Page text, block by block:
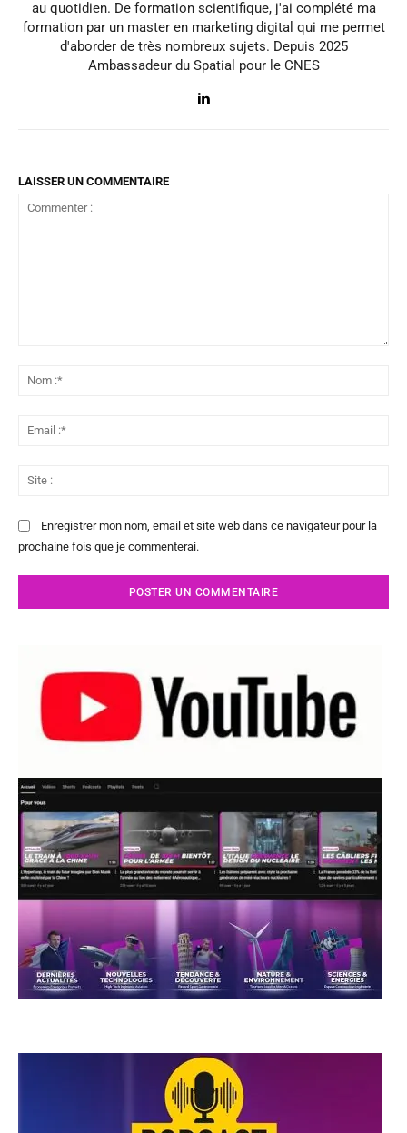
au quotidien. De formation scientifique, j'ai complété ma
formation par un master en marketing digital qui me permet
d'aborder de très nombreux sujets. Depuis 2025
Ambassadeur du Spatial pour le CNES
LAISSER UN COMMENTAIRE
Enregistrer mon nom, email et site web dans ce navigateur pour la
prochaine fois que je commenterai.